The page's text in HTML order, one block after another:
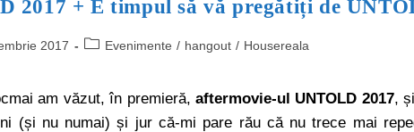
2017 + E timpul să vă pregătiți de
2017 Evenimente / hangout / Housereala
am văzut, în premieră, aftermovie-ul UNTOLD 2017,
(și nu numai) și jur că-mi pare rău că nu trece mai